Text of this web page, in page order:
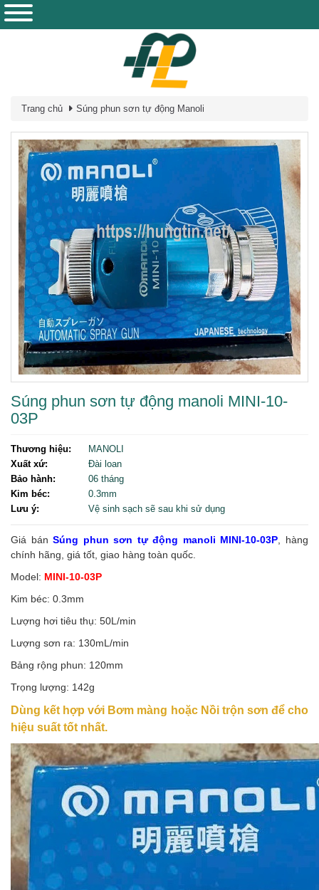
Trang chủ Súng phun sơn tự động Manoli
Súng phun sơn tự động manoli MINI-10-
03P
Thương hiệu:
MANOLI
Xuất xứ:
Đài loan
Bảo hành:
06 tháng
Kim béc:
0.3mm
Lưu ý:
Vệ sinh sạch sẽ sau khi sử dụng
Giá bánSúng phun sơn tự động manoli MINI-10-03P , hàng
chính hãng, giá tốt, giao hàng toàn quốc.
Model: MINI-10-03P
Kim béc: 0.3mm
Lượng hơi tiêu thụ: 50L/min
Lượng sơn ra: 130mL/min
Bảng rộng phun: 120mm
Trọng lượng: 142g
Dùng kết hợp với Bơm màng hoặc Nồi trộn sơn để cho
hiệu suất tốt nhất.